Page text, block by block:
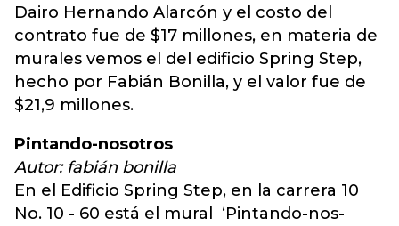
Dairo Hernando Alarcón y el costo del
contrato fue de $17 millones, en materia de
murales vemos el del edificio Spring Step,
hecho por Fabián Bonilla, y el valor fue de
$21,9 millones.
Pintando-nosotros
Autor: fabián bonilla
En el Edificio Spring Step, en la carrera 10
No. 10 - 60 está el mural ‘Pintando-nos-